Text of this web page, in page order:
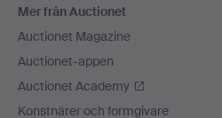
Mer från Auctionet
Auctionet Magazine
Auctionet-appen
Auctionet Academy
Konstnärer och formgivare